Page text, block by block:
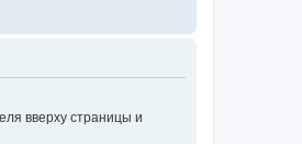
вверху страницы и